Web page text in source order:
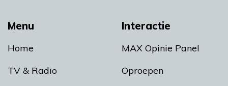
Menu
Home
TV & Radio
Interactie
MAX Opinie Panel
Oproepen